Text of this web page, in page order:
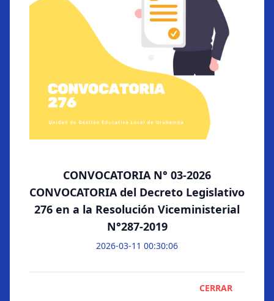
CONVOCATORIA N° 03-2026
CONVOCATORIA del Decreto Legislativo
276 en a la Resolución Viceministerial
N°287-2019
2026-03-11 00:30:06
CERRAR
INSTITUCIÓN
Documentos
de Gestión
CONVOCATORIAS
CAS
Convocatorias
Reasignación
Encargatura
APLICATIVOS
Consultas de Boletas
Sistema de Trámite
Documentario
Consulta de
Instituciones Privadas
Fotos
Videos
© Copyright 2023 Unidad de gestión educativa local de
Urubamba. Todos los derechos reservados.